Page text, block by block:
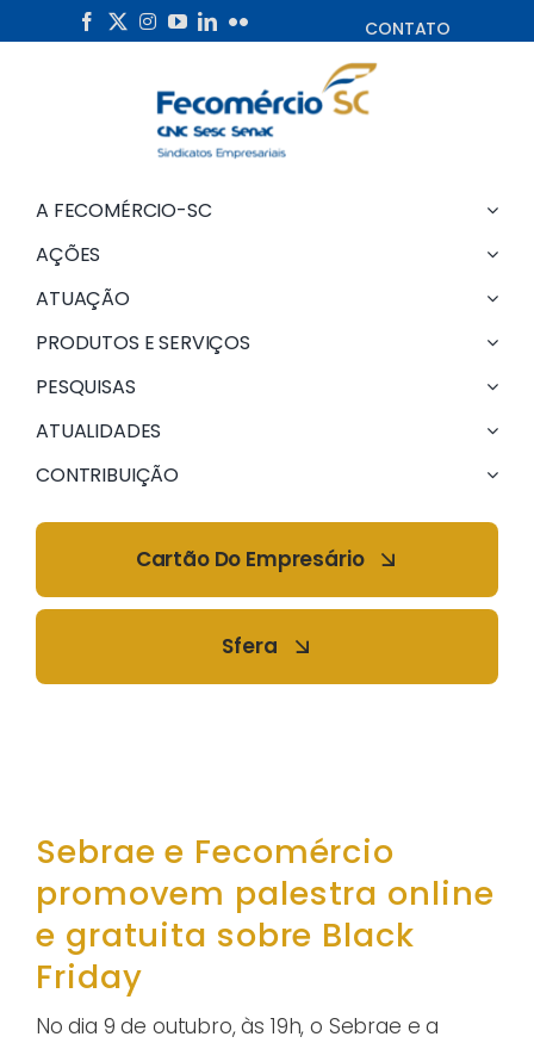
to
CONTATO
A FECOMÉRCIO-SC
AÇÕES
ATUAÇÃO
PRODUTOS E SERVIÇOS
PESQUISAS
ATUALIDADES
CONTRIBUIÇÃO
Cartão Do Empresário
Sfera
Sebrae e Fecomércio
promovem palestra online
e gratuita sobre Black
Friday
No dia 9 de outubro, às 19h, o Sebrae e a